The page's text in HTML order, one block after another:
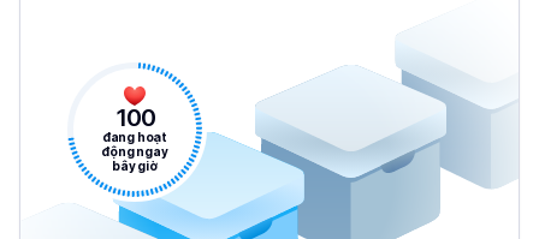
100
đang hoạt
động ngay
bây giờ